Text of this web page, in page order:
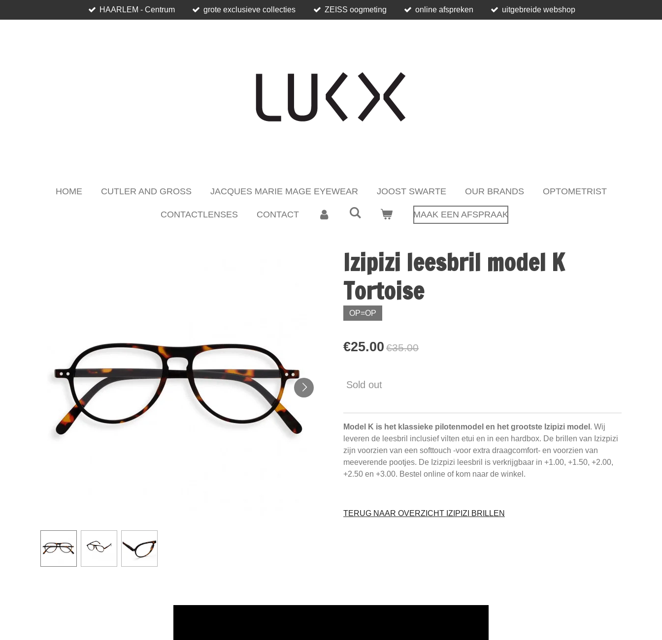
to
HAARLEM - Centrum grote exclusieve collecties ZEISS oogmeting online afspreken uitgebreide webshop
HOME CUTLER AND GROSS JACQUES MARIE MAGE EYEWEAR JOOST SWARTE OUR BRANDS OPTOMETRIST
CONTACTLENSES CONTACT MAAK EEN AFSPRAAK
Izipizi leesbril model K
Tortoise
OP=OP
€25.00 €35.00
Sold out
Model K is het klassieke pilotenmodel en het grootste Izipizi model . Wij
leveren de leesbril inclusief vilten etui en in een hardbox. De brillen van Izizpizi
zijn voorzien van een softtouch -voor extra draagcomfort- en voorzien van
meeverende pootjes. De Izizpizi leesbril is verkrijgbaar in +1.00, +1.50, +2.00,
+2.50 en +3.00. Bestel online of kom naar de winkel.
TERUG NAAR OVERZICHT IZIPIZI BRILLEN